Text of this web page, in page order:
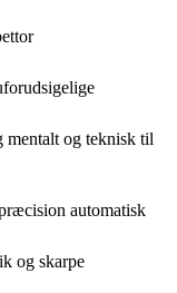
mentalt og teknisk til
automatisk
og skarpe